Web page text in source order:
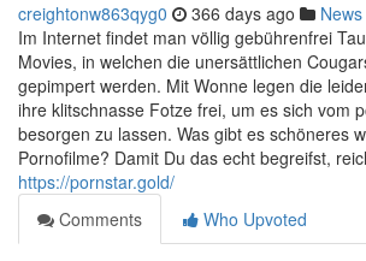
creightonw863qyg0 366 days ago News
Im Internet findet man völlig gebührenfrei
Movies, in welchen die unersättlichen
gepimpert werden. Mit Wonne legen die
ihre klitschnasse Fotze frei, um es sich vom
besorgen zu lassen. Was gibt es schöneres
Pornofilme? Damit Du das echt begreifst,
https://pornstar.gold/
Comments
Who Upvoted